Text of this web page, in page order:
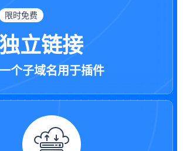
限时免费
独立链接
个子域名用于插件